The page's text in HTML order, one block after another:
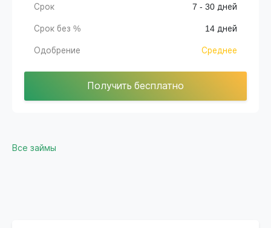
Срок 7 - 30 дней
Срок без % 14 дней
Одобрение Среднее
Получить бесплатно
Все займы